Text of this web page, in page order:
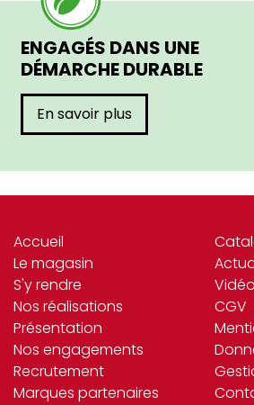
ENGAGÉS DANS UNE
DÉMARCHE DURABLE
En savoir plus
Accueil
Le magasin
S'y rendre
Nos réalisations
Présentation
Nos engagements
Recrutement
Marques partenaires
CGV